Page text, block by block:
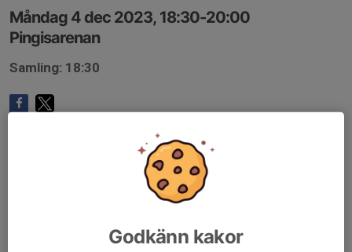
Måndag 4 dec 2023, 18:30-20:00
Pingisarenan
Samling: 18:30
Godkänn kakor